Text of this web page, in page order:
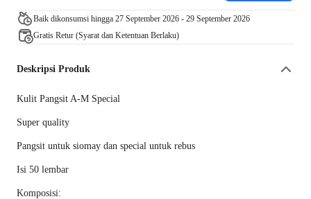
Baik dikonsumsi hingga 27 September 2026 - 29 September 2026
Gratis Retur (Syarat dan Ketentuan Berlaku)
Deskripsi Produk
Kulit Pangsit A-M Special
Super quality
Pangsit untuk siomay dan special untuk rebus
Isi 50 lembar
Komposisi: